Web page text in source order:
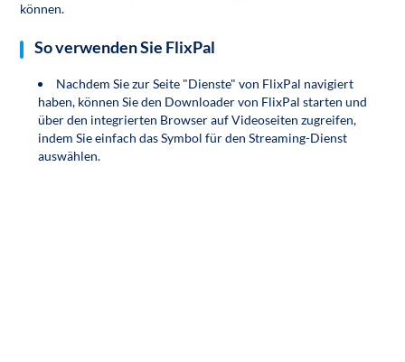
können.
So verwenden Sie FlixPal
Nachdem Sie zur Seite "Dienste" von FlixPal navigiert
haben, können Sie den Downloader von FlixPal starten und
über den integrierten Browser auf Videoseiten zugreifen,
indem Sie einfach das Symbol für den Streaming-Dienst
auswählen.